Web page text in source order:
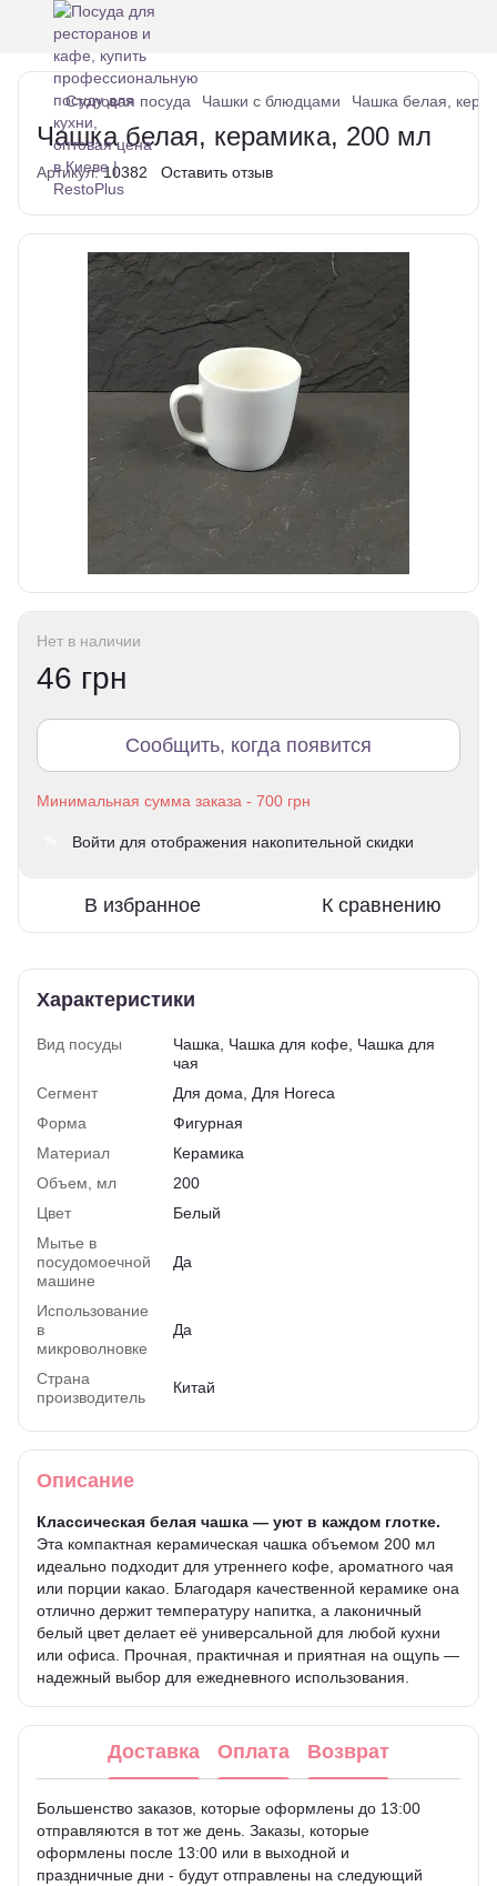
Столовая посуда Чашки с блюдцами Чашка белая,
Чашка белая, керамика, 200 мл
Артикул:10382 Оставить отзыв
Нет в наличии
46 грн
Сообщить, когда появится
Войти для отображения накопительной скидки
В избранное К сравнению
Характеристики
Вид посуды
Чашка, Чашка для кофе, Чашка для
чая
Сегмент
Для дома, Для Horeca
Форма
Фигурная
Материал
Керамика
Объем, мл
200
Цвет
Белый
Мытье в
посудомоечной
машине
Да
Использование
в
микроволновке
Да
Страна
производитель
Китай
Описание
Классическая белая чашка — уют в каждом глотке.
Эта компактная керамическая чашка объемом 200 мл
идеально подходит для утреннего кофе, ароматного чая
или порции какао. Благодаря качественной керамике она
отлично держит температуру напитка, а лаконичный
белый цвет делает её универсальной для любой кухни
или офиса. Прочная, практичная и приятная на ощупь —
надежный выбор для ежедневного использования.
Доставка Оплата Возврат
Большенство заказов, которые оформлены до 13:00
отправляются в тот же день. Заказы, которые
оформлены после 13:00 или в выходной и
праздничные дни - будут отправлены на следующий